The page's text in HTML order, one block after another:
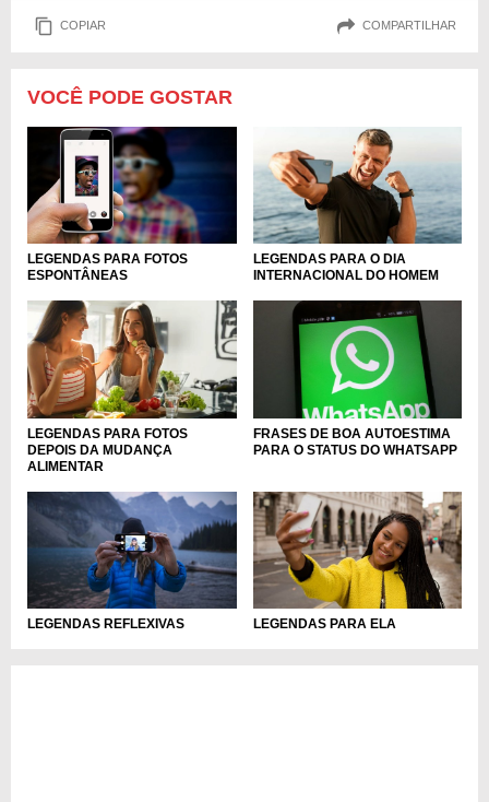
COPIAR COMPARTILHAR
VOCÊ PODE GOSTAR
LEGENDAS PARA FOTOS
ESPONTÂNEAS
LEGENDAS PARA O DIA
INTERNACIONAL DO HOMEM
LEGENDAS PARA FOTOS
DEPOIS DA MUDANÇA
ALIMENTAR
FRASES DE BOA AUTOESTIMA
PARA O STATUS DO WHATSAPP
LEGENDAS REFLEXIVAS LEGENDAS PARA ELA